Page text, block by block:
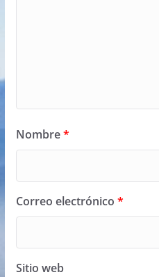
Nombre*
Correo electrónico *
Sitio web